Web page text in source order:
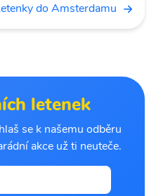
do Amsterdamu
letenek
se k našemu odběru
akce už ti neuteče.